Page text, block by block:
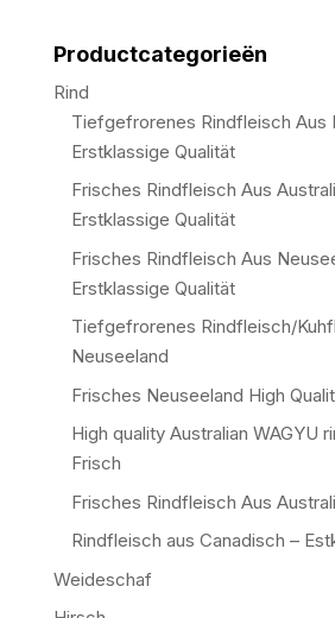
Productcategorieën
Rind
Tiefgefrorenes Rindfleisch Aus
Erstklassige Qualität
Frisches Rindfleisch Aus
Erstklassige Qualität
Frisches Rindfleisch Aus
Erstklassige Qualität
Tiefgefrorenes Rindfleisch/
Neuseeland
Frisches Neuseeland High
High quality Australian WAGYU
Frisch
Frisches Rindfleisch Aus
Rindfleisch aus Canadisch –
Weideschaf